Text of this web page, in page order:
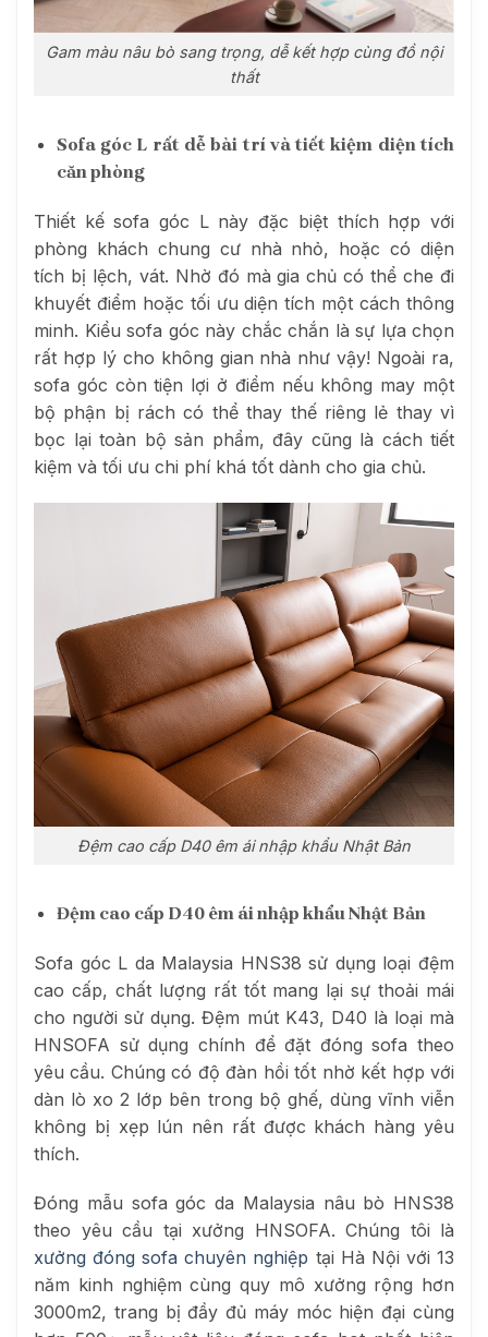
Gam màu nâu bò sang trọng, dễ kết hợp cùng đồ nội
thất
Sofa góc L rất dễ bài trí và tiết kiệm diện tích
căn phòng
Thiết kế sofa góc L này đặc biệt thích hợp với
phòng khách chung cư nhà nhỏ, hoặc có diện
tích bị lệch, vát. Nhờ đó mà gia chủ có thể che đi
khuyết điểm hoặc tối ưu diện tích một cách thông
minh. Kiểu sofa góc này chắc chắn là sự lựa chọn
rất hợp lý cho không gian nhà như vậy! Ngoài ra,
sofa góc còn tiện lợi ở điểm nếu không may một
bộ phận bị rách có thể thay thế riêng lẻ thay vì
bọc lại toàn bộ sản phẩm, đây cũng là cách tiết
kiệm và tối ưu chi phí khá tốt dành cho gia chủ.
Đệm cao cấp D40 êm ái nhập khẩu Nhật Bản
Đệm cao cấp D40 êm ái nhập khẩu Nhật Bản
Sofa góc L da Malaysia HNS38 sử dụng loại đệm
cao cấp, chất lượng rất tốt mang lại sự thoải mái
cho người sử dụng. Đệm mút K43, D40 là loại mà
HNSOFA sử dụng chính để đặt đóng sofa theo
yêu cầu. Chúng có độ đàn hồi tốt nhờ kết hợp với
dàn lò xo 2 lớp bên trong bộ ghế, dùng vĩnh viễn
không bị xẹp lún nên rất được khách hàng yêu
thích.
Đóng mẫu sofa góc da Malaysia nâu bò HNS38
theo yêu cầu tại xưởng HNSOFA. Chúng tôi là
xưởng đóng sofa chuyên nghiệp tại Hà Nội với 13
năm kinh nghiệm cùng quy mô xưởng rộng hơn
3000m2, trang bị đầy đủ máy móc hiện đại cùng